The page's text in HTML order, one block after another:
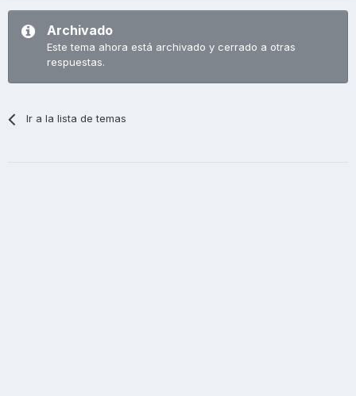
Archivado
Este tema ahora está archivado y cerrado a otras
respuestas.
Ir a la lista de temas